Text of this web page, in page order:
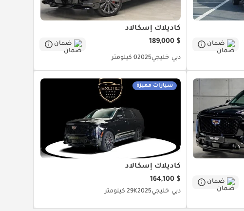
ضمان
كاديلاك إسكالاد
$ 189,000
ضمان
دبي خليجي20250 كيلومتر
ضمان
سيارات مميزة
كاديلاك إسكالاد
$ 164,100
دبي خليجي202529K كيلومتر